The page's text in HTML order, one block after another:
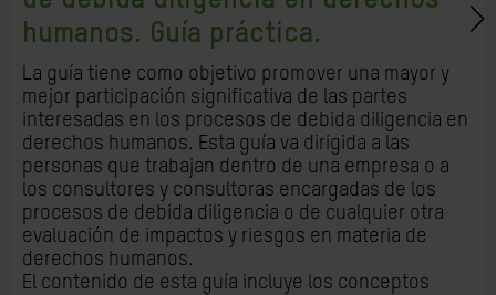
humanos. Guía práctica.
La guía tiene como objetivo promover una mayor y
mejor participación significativa de las partes
interesadas en los procesos de debida diligencia en
derechos humanos. Esta guía va dirigida a las
personas que trabajan dentro de una empresa o a
los consultores y consultoras encargadas de los
procesos de debida diligencia o de cualquier otra
evaluación de impactos y riesgos en materia de
derechos humanos.
El contenido de esta guía incluye los conceptos